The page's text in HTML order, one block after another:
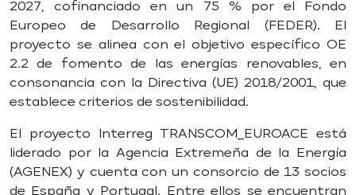
2027, cofinanciado en un 75 % por el Fondo
Europeo de Desarrollo Regional (FEDER). El
proyecto se alinea con el objetivo específico OE
2.2 de fomento de las energías renovables, en
consonancia con la Directiva (UE) 2018/2001, que
establece criterios de sostenibilidad.
El proyecto Interreg TRANSCOM_EUROACE está
liderado por la Agencia Extremeña de la Energía
(AGENEX) y cuenta con un consorcio de 13 socios
de España y Portugal. Entre ellos se encuentran